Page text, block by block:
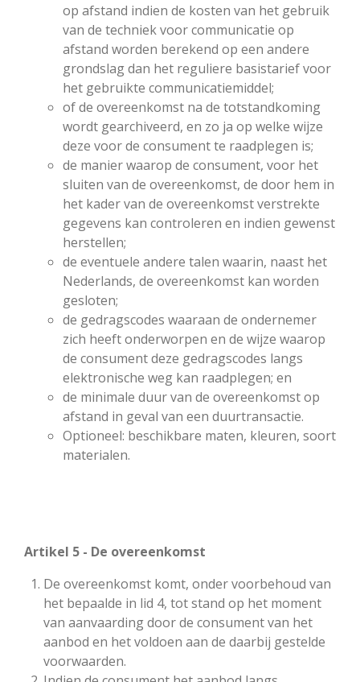
op afstand indien de kosten van het gebruik
van de techniek voor communicatie op
afstand worden berekend op een andere
grondslag dan het reguliere basistarief voor
het gebruikte communicatiemiddel;
of de overeenkomst na de totstandkoming
wordt gearchiveerd, en zo ja op welke wijze
deze voor de consument te raadplegen is;
de manier waarop de consument, voor het
sluiten van de overeenkomst, de door hem in
het kader van de overeenkomst verstrekte
gegevens kan controleren en indien gewenst
herstellen;
de eventuele andere talen waarin, naast het
Nederlands, de overeenkomst kan worden
gesloten;
de gedragscodes waaraan de ondernemer
zich heeft onderworpen en de wijze waarop
de consument deze gedragscodes langs
elektronische weg kan raadplegen; en
de minimale duur van de overeenkomst op
afstand in geval van een duurtransactie.
Optioneel: beschikbare maten, kleuren, soort
materialen.
Artikel 5 - De overeenkomst
De overeenkomst komt, onder voorbehoud van
het bepaalde in lid 4, tot stand op het moment
van aanvaarding door de consument van het
aanbod en het voldoen aan de daarbij gestelde
voorwaarden.